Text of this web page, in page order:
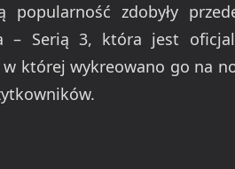
popularność zdobyły
– Serią 3, która jest
której wykreowano go na